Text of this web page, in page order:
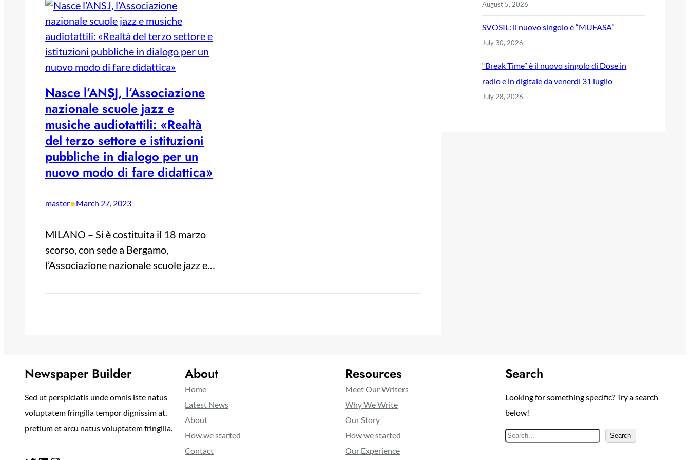
Nasce l’ANSJ, l’Associazione
nazionale scuole jazz e
musiche audiotattili: «Realtà
del terzo settore e istituzioni
pubbliche in dialogo per un
nuovo modo di fare didattica»
master•March 27, 2023
MILANO – Si è costituita il 18 marzo
scorso, con sede a Bergamo,
l’Associazione nazionale scuole jazz e…
August 5, 2026
SVOSIL: il nuovo singolo è “MUFASA”
July 30, 2026
“Break Time” è il nuovo singolo di Dose in
radio e in digitale da venerdì 31 luglio
July 28, 2026
Newspaper Builder
Sed ut perspiciatis unde omnis iste natus
voluptatem fringilla tempor dignissim at,
pretium et arcu natus voluptatem fringilla.
About
Home
Latest News
About
How we started
Contact
Resources
Meet Our Writers
Why We Write
Our Story
How we started
Our Experience
Search
Looking for something specific? Try a search
below!
S
Search